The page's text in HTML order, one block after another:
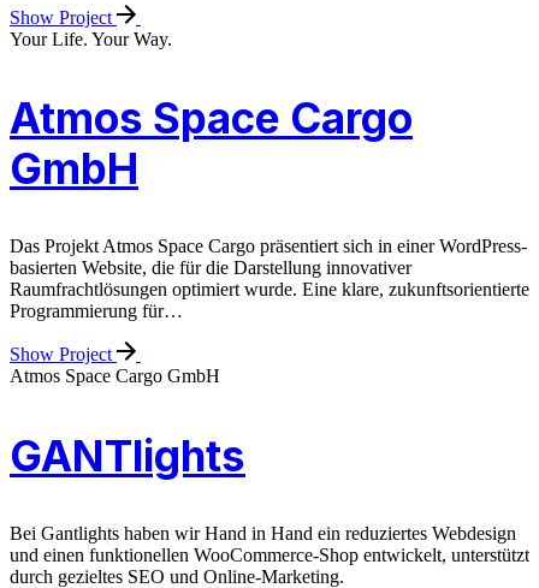
Show Project
Your Life. Your Way.
Atmos Space Cargo
GmbH
Das Projekt Atmos Space Cargo präsentiert sich in einer WordPress-
basierten Website, die für die Darstellung innovativer
Raumfrachtlösungen optimiert wurde. Eine klare, zukunftsorientierte
Programmierung für…
Show Project
Atmos Space Cargo GmbH
GANTlights
Bei Gantlights haben wir Hand in Hand ein reduziertes Webdesign
und einen funktionellen WooCommerce-Shop entwickelt, unterstützt
durch gezieltes SEO und Online-Marketing.